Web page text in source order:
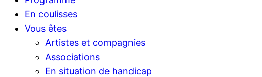
En coulisses
Vous êtes
Artistes et compagnies
Associations
En situation de handicap